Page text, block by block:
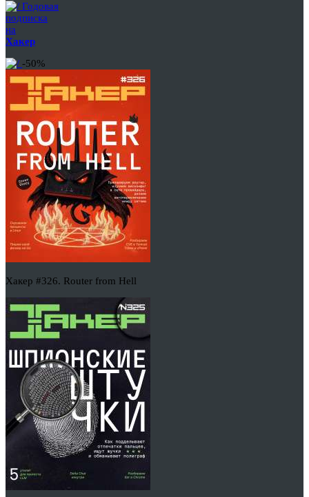
Годовая
подписка
на
Хакер
-50%
Хакер #326. Router from Hell